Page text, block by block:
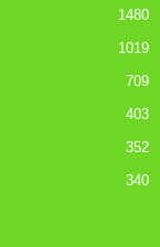
1480
1019
709
403
352
340